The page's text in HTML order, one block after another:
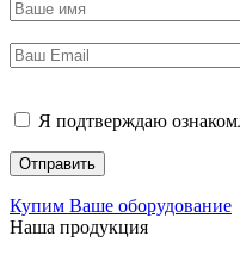
Я подтверждаю
Купим Ваше оборудование
Наша продукция